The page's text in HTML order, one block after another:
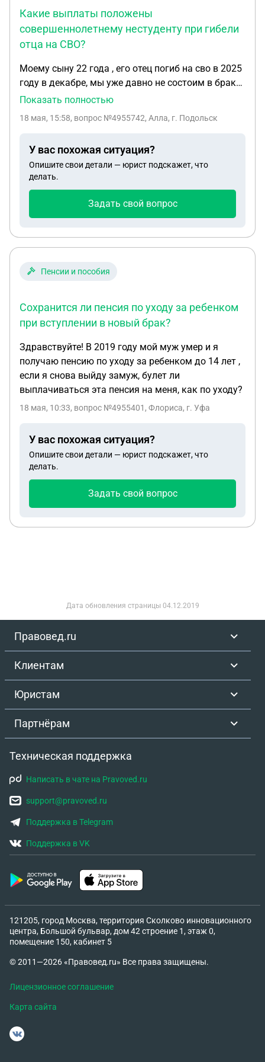
воспитания и влияния на детскую психику. Я бы
хотела развиваться в этом направлении и,
возможно, получить психолого-педагогическое
образование. Понимаю, что для работы
воспитателем потребуется магистратура (2 года),
но деньги и работа нужны уже сейчас. Могу ли я с
помощью портала «Работа в России» или других
образование параллельно с работой или найти
благодарна за разъяснения и рекомендации по
моим дальнейшим действиям.
Какие выплаты положены
совершеннолетнему нестуденту при гибели
отца на СВО?
Моему сыну 22 года , его отец погиб на сво в 2025
году в декабре, мы уже давно не состоим в браке.
Да и еще к тому же мой сын не является
ему полагается после смерти его отца
Показать полностью
18 мая, 15:58, вопрос №4955742, Алла, г. Подольск
У вас похожая ситуация?
Опишите свои детали — юрист подскажет, что
делать.
Задать свой вопрос
Пенсии и пособия
Сохранится ли пенсия по уходу за ребенком
при вступлении в новый брак?
Здравствуйте! В 2019 году мой муж умер и я
получаю пенсию по уходу за ребенком до 14 лет ,
если я снова выйду замуж, булет ли
выплачиваться эта пенсия на меня, как по уходу?
18 мая, 10:33, вопрос №4955401, Флориса, г. Уфа
У вас похожая ситуация?
Опишите свои детали — юрист подскажет, что
делать.
Задать свой вопрос
Дата обновления страницы 04.12.2019
Правовед.ru
Клиентам
Юристам
Партнёрам
Техническая поддержка
Написать в чате на Pravoved.ru
support@pravoved.ru
Поддержка в Telegram
Поддержка в VK
121205, город Москва, территория Сколково инновационного
центра, Большой бульвар, дом 42 строение 1, этаж 0,
помещение 150, кабинет 5
© 2011—2026 «Правовед.ru» Все права защищены.
Лицензионное соглашение
Карта сайта